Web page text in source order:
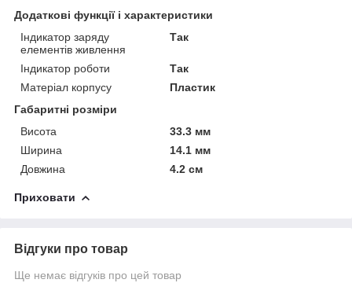
Додаткові функції і характеристики
Індикатор заряду
елементів живлення
Так
Індикатор роботи
Так
Матеріал корпусу
Пластик
Габаритні розміри
Висота
33.3 мм
Ширина
14.1 мм
Довжина
4.2 см
Приховати
Відгуки про товар
Ще немає відгуків про цей товар